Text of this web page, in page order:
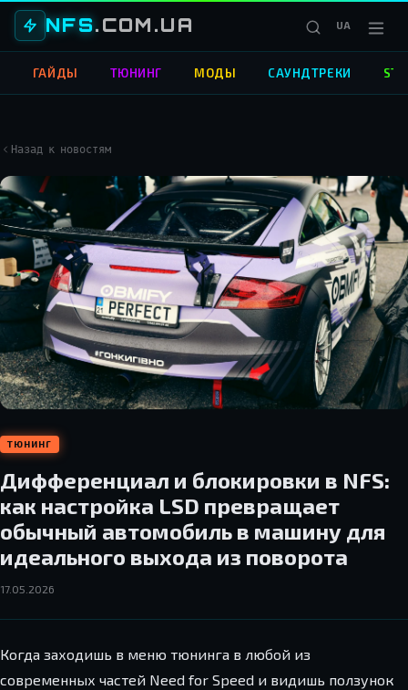
NFS.COM.UA UA
ГАЙДЫ ТЮНИНГ МОДЫ САУНДТРЕКИ
Назад к новостям
ТЮНИНГ
Дифференциал и блокировки в NFS:
как настройка LSD превращает
обычный автомобиль в машину для
идеального выхода из поворота
17.05.2026
Когда заходишь в меню тюнинга в любой из
современных частей Need for Speed и видишь ползунок